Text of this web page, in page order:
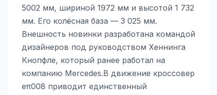
5002 мм, шириной 1972 мм и высотой 1 732
мм. Его колёсная база — 3 025 мм.
Внешность новинки разработана командой
дизайнеров под руководством Хеннинга
Кнопфле, который ранее работал на
компанию Mercedes.В движение кроссовер
eπ008 приводит единственный